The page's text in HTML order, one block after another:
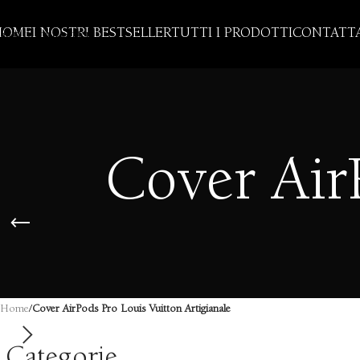
Skip to main content
I NOSTRI BESTSELLERTUTTI I PRODOTTI
Cover
Home/Cover AirPods Pro Louis Vuitton Artigianale